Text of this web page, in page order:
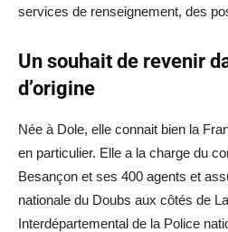
services de renseignement, des
Un souhait de revenir
d’origine
Née à Dole, elle connait bien la
en particulier. Elle a la charge du
Besançon et ses 400 agents et
nationale du Doubs aux côtés de
Interdépartemental de la Police